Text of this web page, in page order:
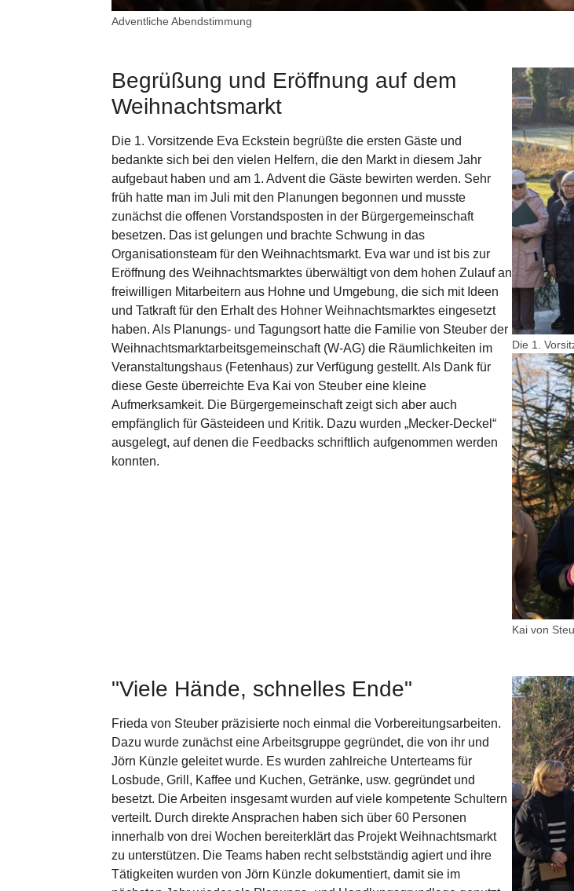
Adventliche Abendstimmung
Show
Die 1.
Show
Kai von
Begrüßung und Eröffnung auf dem
Weihnachtsmarkt
Die 1. Vorsitzende Eva Eckstein begrüßte die ersten Gäste und
bedankte sich bei den vielen Helfern, die den Markt in diesem Jahr
aufgebaut haben und am 1. Advent die Gäste bewirten werden. Sehr
früh hatte man im Juli mit den Planungen begonnen und musste
zunächst die offenen Vorstandsposten in der Bürgergemeinschaft
besetzen. Das ist gelungen und brachte Schwung in das
Organisationsteam für den Weihnachtsmarkt. Eva war und ist bis zur
Eröffnung des Weihnachtsmarktes überwältigt von dem hohen Zulauf an
freiwilligen Mitarbeitern aus Hohne und Umgebung, die sich mit Ideen
und Tatkraft für den Erhalt des Hohner Weihnachtsmarktes eingesetzt
haben. Als Planungs- und Tagungsort hatte die Familie von Steuber der
Weihnachtsmarktarbeitsgemeinschaft (W-AG) die Räumlichkeiten im
Veranstaltungshaus (Fetenhaus) zur Verfügung gestellt. Als Dank für
diese Geste überreichte Eva Kai von Steuber eine kleine
Aufmerksamkeit. Die Bürgergemeinschaft zeigt sich aber auch
empfänglich für Gästeideen und Kritik. Dazu wurden „Mecker-Deckel“
ausgelegt, auf denen die Feedbacks schriftlich aufgenommen werden
konnten.
Show
"Viele Hände, schnelles Ende"
Frieda von Steuber präzisierte noch einmal die Vorbereitungsarbeiten.
Dazu wurde zunächst eine Arbeitsgruppe gegründet, die von ihr und
Jörn Künzle geleitet wurde. Es wurden zahlreiche Unterteams für
Losbude, Grill, Kaffee und Kuchen, Getränke, usw. gegründet und
besetzt. Die Arbeiten insgesamt wurden auf viele kompetente Schultern
verteilt. Durch direkte Ansprachen haben sich über 60 Personen
innerhalb von drei Wochen bereiterklärt das Projekt Weihnachtsmarkt
zu unterstützen. Die Teams haben recht selbstständig agiert und ihre
Tätigkeiten wurden von Jörn Künzle dokumentiert, damit sie im